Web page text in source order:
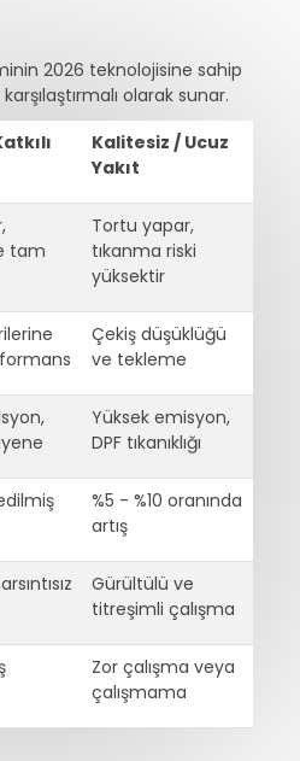
2026 teknolojisine sahip
olarak sunar.
Kalitesiz / Ucuz
Yakıt
tam
Tortu yapar,
tıkanma riski
yüksektir
Çekiş düşüklüğü
ve tekleme
Yüksek emisyon,
DPF tıkanıklığı
%5 - %10 oranında
artış
Gürültülü ve
titreşimli çalışma
Zor çalışma veya
çalışmama